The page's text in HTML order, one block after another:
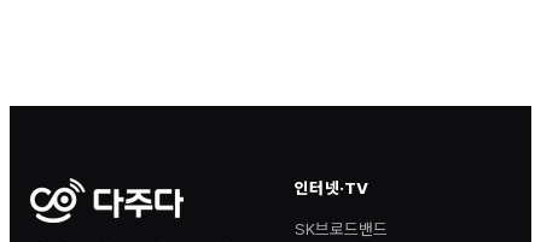
인터넷·TV
SK브로드밴드